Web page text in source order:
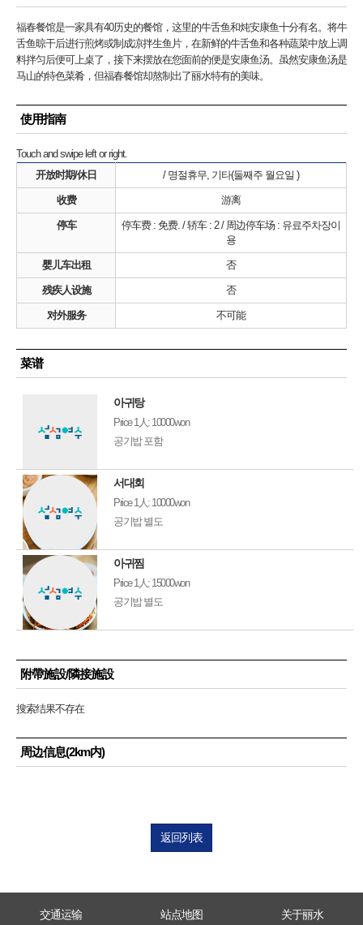
福春餐馆是一家具有40历史的餐馆，这里的牛舌鱼和炖安康鱼十分有名。将牛
舌鱼晾干后进行煎烤或制成凉拌生鱼片，在新鲜的牛舌鱼和各种蔬菜中放上调
料拌匀后便可上桌了，接下来摆放在您面前的便是安康鱼汤。虽然安康鱼汤是
马山的特色菜肴，但福春餐馆却熬制出了丽水特有的美味。
使用指南
Touch and swipe left or right.
开放时期/休日
/ 명절휴무, 기타(둘째주 월요일 )
收费 游离
停车
停车费 : 免费. / 轿车 : 2 / 周边停车场 : 유료주차장이
용
婴儿车出租 否
残疾人设施 否
对外服务 不可能
菜谱
아귀탕
Price 1人: 10000won
공기밥 포함
서대회
Price 1人: 10000won
공기밥 별도
아귀찜
Price 1人: 15000won
공기밥 별도
附帶施設/隣接施設
搜索结果不存在
周边信息(2km内)
返回列表
交通运输 站点地图 关于丽水